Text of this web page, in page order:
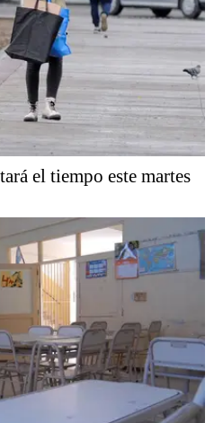
el tiempo este martes